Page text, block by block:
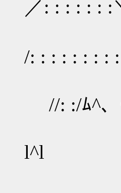
／: : : : : : :
/: : : : : : : :
//: :/ﾑ^､
l^l /